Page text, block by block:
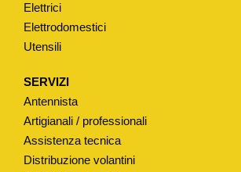
U
N
V
E
R
S
A
Elettrici
Elettrodomestici
Utensili
SERVIZI
Antennista
Artigianali / professionali
Assistenza tecnica
Distribuzione volantini